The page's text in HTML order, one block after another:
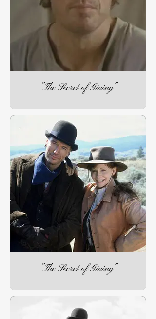
"The Secret of Giving"
"The Secret of Giving"